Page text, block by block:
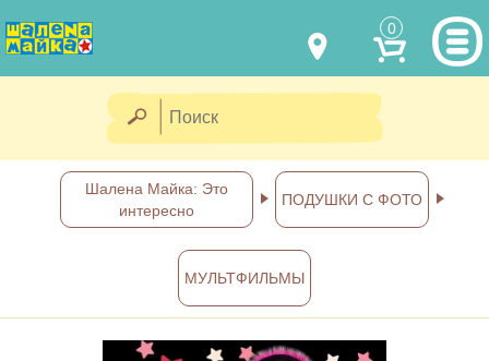
0
(067) 011 0404
shalena@mayka.dp.ua
г.Днепр, ул. Ярослава Мудрого, 68
Посмотреть на карте
НАШИ РАБОТЫ
КАК КУПИТЬ
КАК НАС НАЙТИ
ПОЛНАЯ ВЕРСИЯ САЙТА
Шалена Майка: Это
интересно
ПОДУШКИ С ФОТО
МУЛЬТФИЛЬМЫ